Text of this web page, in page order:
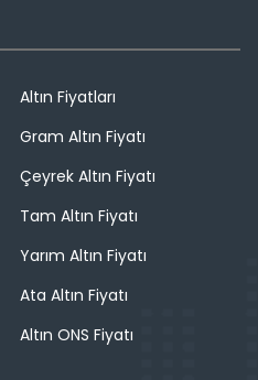
Altın Fiyatları
Gram Altın Fiyatı
Çeyrek Altın Fiyatı
Tam Altın Fiyatı
Yarım Altın Fiyatı
Ata Altın Fiyatı
Altın ONS Fiyatı